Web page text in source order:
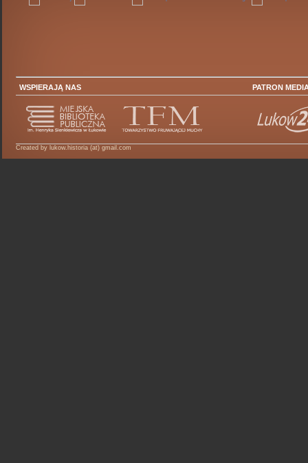
WSPIERAJĄ NAS PATRON
Created by lukow.historia (at) gmail.com